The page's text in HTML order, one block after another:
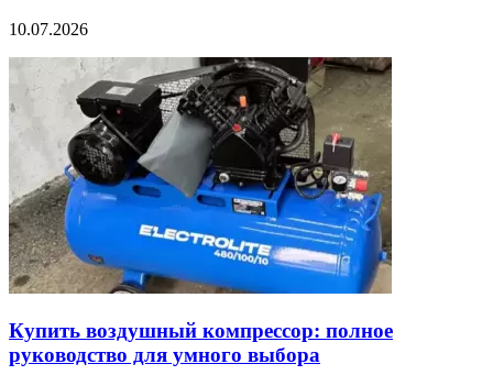
10.07.2026
Купить воздушный компрессор: полное
руководство для умного выбора